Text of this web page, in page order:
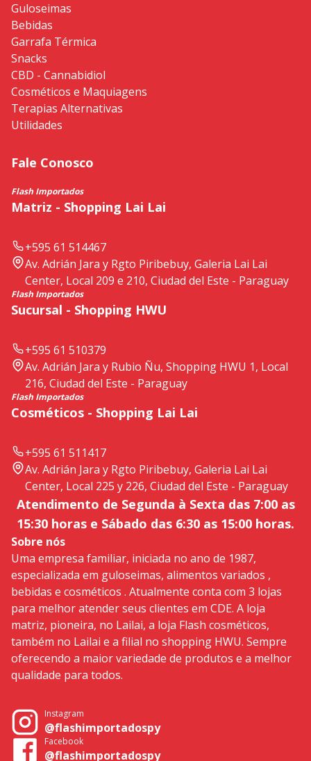
Guloseimas
Bebidas
Garrafa Térmica
Snacks
CBD - Cannabidiol
Cosméticos e Maquiagens
Terapias Alternativas
Utilidades
Fale Conosco
Flash Importados
Matriz - Shopping Lai Lai
+595 61 514467
Av. Adrián Jara y Rgto Piribebuy, Galeria Lai Lai
Center, Local 209 e 210, Ciudad del Este - Paraguay
Flash Importados
Sucursal - Shopping HWU
+595 61 510379
Av. Adrián Jara y Rubio Ñu, Shopping HWU 1, Local
216, Ciudad del Este - Paraguay
Flash Importados
Cosméticos - Shopping Lai Lai
+595 61 511417
Av. Adrián Jara y Rgto Piribebuy, Galeria Lai Lai
Center, Local 225 y 226, Ciudad del Este - Paraguay
Atendimento de Segunda à Sexta das 7:00 as
15:30 horas e Sábado das 6:30 as 15:00 horas.
Sobre nós
Uma empresa familiar, iniciada no ano de 1987,
especializada em guloseimas, alimentos variados ,
bebidas e cosméticos . Atualmente conta com 3 lojas
para melhor atender seus clientes em CDE. A loja
matriz, pioneira, no Lailai, a loja Flash cosméticos,
também no Lailai e a filial no shopping HWU. Sempre
oferecendo a maior variedade de produtos e a melhor
qualidade para todos.
Instagram
@flashimportadospy
Facebook
@flashimportadospy